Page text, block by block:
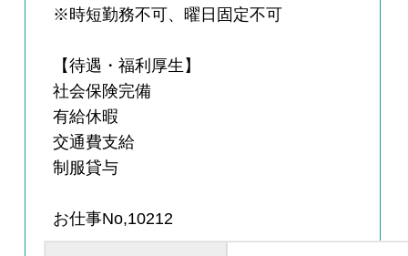
※時短勤務不可、曜日固定不可
【待遇・福利厚生】
社会保険完備
有給休暇
交通費支給
制服貸与
お仕事No,10212